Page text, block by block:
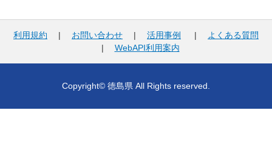
利用規約 | お問い合わせ | 活用事例 |
よくある質問
| WebAPI利用案内
Copyright© 徳島県 All Rights reserved.